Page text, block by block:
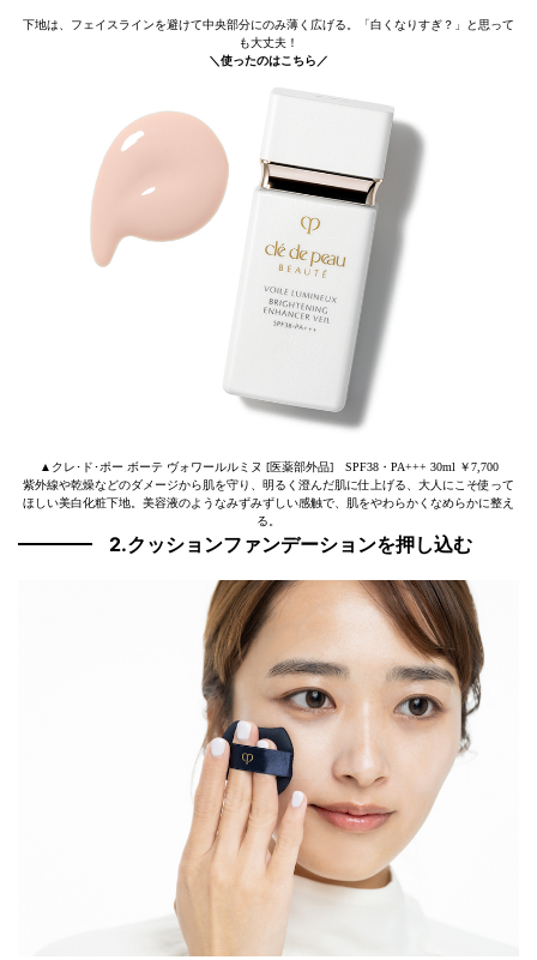
下地は、フェイスラインを避けて中央部分にのみ薄く広げる。「白くなりすぎ？」と思って
も大丈夫！
＼使ったのはこちら／
▲クレ･ド･ポー ボーテ ヴォワールルミヌ [医薬部外品] SPF38・PA+++ 30ml ￥7,700
紫外線や乾燥などのダメージから肌を守り、明るく澄んだ肌に仕上げる、大人にこそ使って
ほしい美白化粧下地。美容液のようなみずみずしい感触で、肌をやわらかくなめらかに整え
る。
2.クッションファンデーションを押し込む